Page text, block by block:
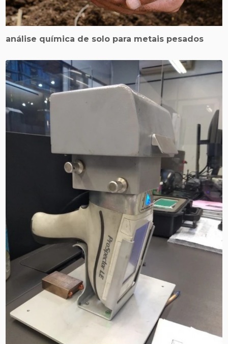
análise química de solo para metais pesados